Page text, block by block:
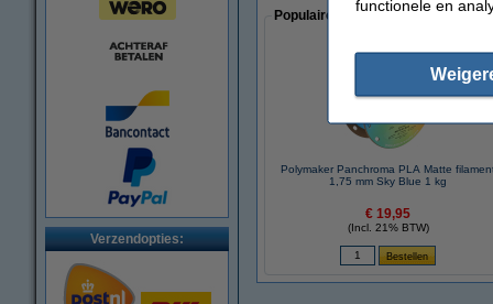
Verzendopties:
Populaire artikelen van klanten
Polymaker Panchroma PLA Matte
1,75 mm Sky Blue 1 kg
€ 19,95
(Incl. 21% BTW)
functionele en